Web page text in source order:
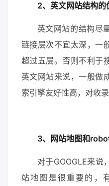
2、英文网站结构的
英文网站的结构尽
链接层次不宜太深，一
超过五层。否则不利于
英文网站来说，一般做
索引擎友好性高，对收
3、网站地图和
对于GOOGLE来说
站地图是很重要的，